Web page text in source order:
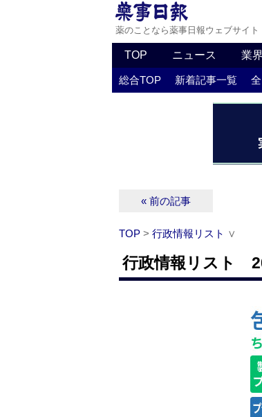
薬のことなら薬事日報ウェブサイト
TOP ニュース 業
総合TOP 新着記事一覧
« 前の記事
TOP > 行政情報リスト ∨
行政情報リスト